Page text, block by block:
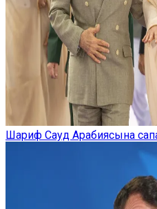
Шариф Сауд Арабиясына